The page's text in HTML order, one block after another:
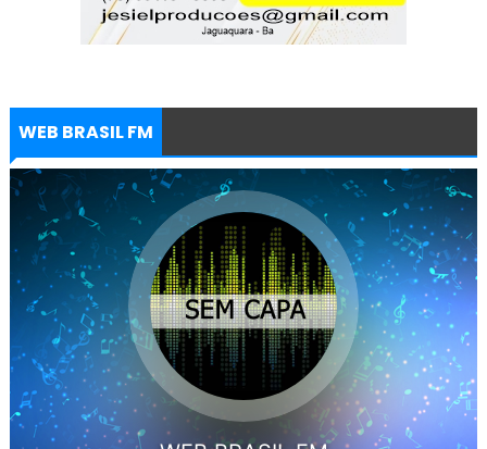
WEB BRASIL FM